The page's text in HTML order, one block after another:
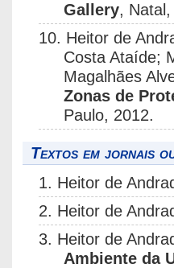
Gallery,
10. Heitor de
Costa Ataíde;
Magalhães
Zonas de
Paulo, 2012.
Textos em jornais
1. Heitor de
2. Heitor de
3. Heitor de
Ambiente da